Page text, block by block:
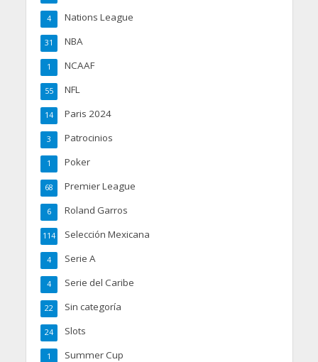
Nations League
4
NBA
31
NCAAF
1
NFL
55
Paris 2024
14
Patrocinios
3
Poker
1
Premier League
68
Roland Garros
6
Selección Mexicana
114
Serie A
4
Serie del Caribe
4
Sin categoría
22
Slots
24
Summer Cup
1